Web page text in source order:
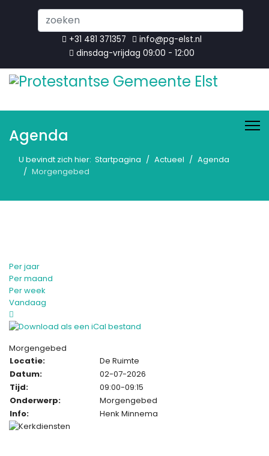
...
+31 481 371357
info@pg-elst.nl
dinsdag-vrijdag 09:00 - 12:00
Agenda
U bevindt zich hier: Startpagina Actueel
Agenda
Morgengebed
Per jaar
Per maand
Per week
Vandaag
Morgengebed
Locatie:
De Ruimte
Datum:
02-07-2026
Tijd:
09:00-09:15
Onderwerp:
Morgengebed
Info:
Henk Minnema